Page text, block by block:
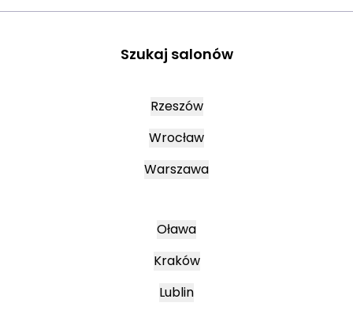
Szukaj salonów
Rzeszów
Wrocław
Warszawa
Oława
Kraków
Lublin